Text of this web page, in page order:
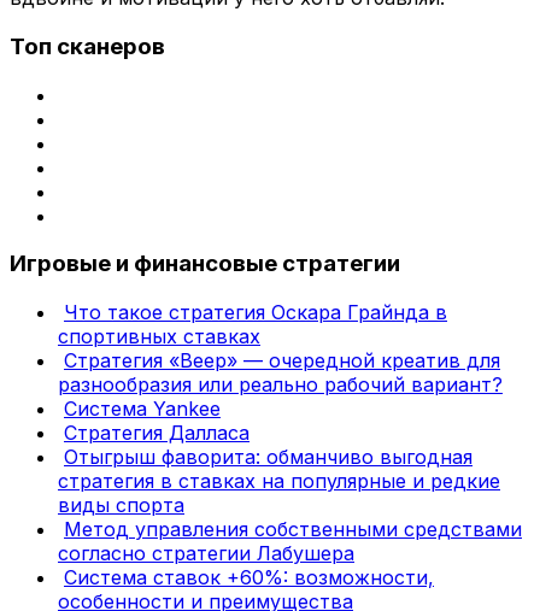
Топ сканеров
Игровые и финансовые стратегии
Что такое стратегия Оскара Грайнда в
спортивных ставках
Стратегия «Веер» — очередной креатив для
разнообразия или реально рабочий вариант?
Система Yankee
Стратегия Далласа
Отыгрыш фаворита: обманчиво выгодная
стратегия в ставках на популярные и редкие
виды спорта
Метод управления собственными средствами
согласно стратегии Лабушера
Система ставок +60%: возможности,
особенности и преимущества